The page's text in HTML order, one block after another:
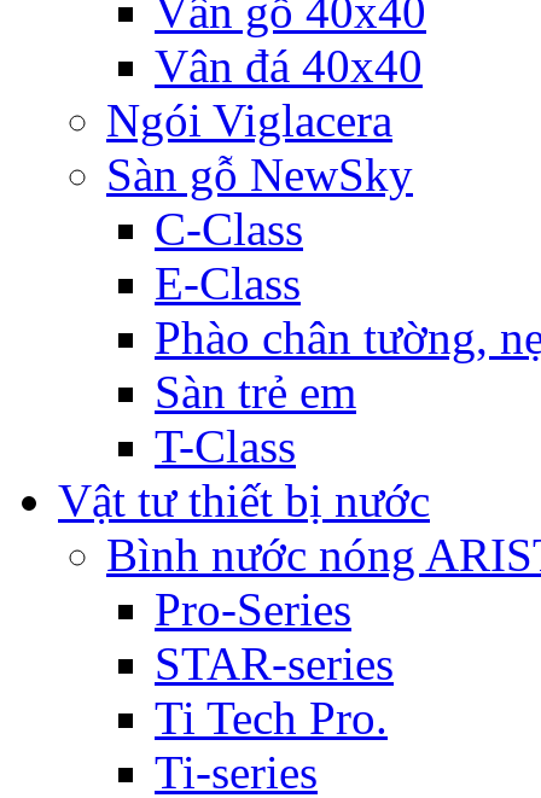
Vân gỗ 40x40
Vân đá 40x40
Ngói Viglacera
Sàn gỗ NewSky
C-Class
E-Class
Phào chân tường,
Sàn trẻ em
T-Class
Vật tư thiết bị nước
Bình nước nóng
Pro-Series
STAR-series
Ti Tech Pro.
Ti-series